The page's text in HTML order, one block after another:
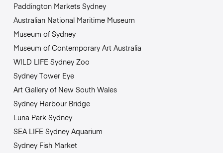
Paddington Markets Sydney
Australian National Maritime Museum
Museum of Sydney
Museum of Contemporary Art Australia
WILD LIFE Sydney Zoo
Sydney Tower Eye
Art Gallery of New South Wales
Sydney Harbour Bridge
Luna Park Sydney
SEA LIFE Sydney Aquarium
Sydney Fish Market